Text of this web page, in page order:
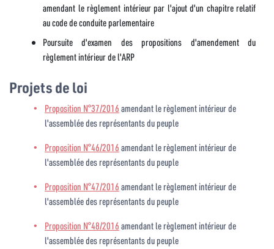
amendant le règlement intérieur par l'ajout d'un chapitre relatif
au code de conduite parlementaire
Poursuite d'examen des propositions d'amendement du
règlement intérieur de l'ARP
Projets de loi
Proposition N°37/2016amendant le règlement intérieur de
l'assemblée des représentants du peuple
Proposition N°46/2016amendant le règlement intérieur de
l'assemblée des représentants du peuple
Proposition N°47/2016amendant le règlement intérieur de
l'assemblée des représentants du peuple
Proposition N°48/2016amendant le règlement intérieur de
l'assemblée des représentants du peuple